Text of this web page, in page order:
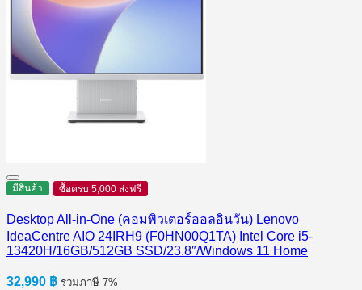
มีสินค้า ซื้อครบ 5,000 ส่งฟรี
Desktop All-in-One (คอมพิวเตอร์ออลอินวัน) Lenovo
IdeaCentre AIO 24IRH9 (F0HN00Q1TA) Intel Core i5-
13420H/16GB/512GB SSD/23.8″/Windows 11 Home
32,990 ฿ รวมภาษี 7%